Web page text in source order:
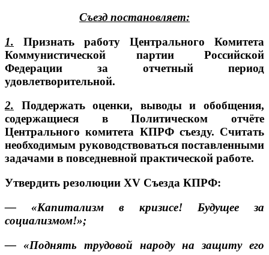
Съезд постановляет:
1. Признать работу Центрального Комитета
Коммунистической партии Российской
Федерации за отчетный период
удовлетворительной.
2. Поддержать оценки, выводы и обобщения,
содержащиеся в Политическом отчёте
Центрального комитета КПРФ съезду. Считать
необходимым руководствоваться поставленными
задачами в повседневной практической работе.
Утвердить резолюции XV Съезда КПРФ:
— «Капитализм в кризисе! Будущее за
социализмом!»;
— «Поднять трудовой народу на защиту его